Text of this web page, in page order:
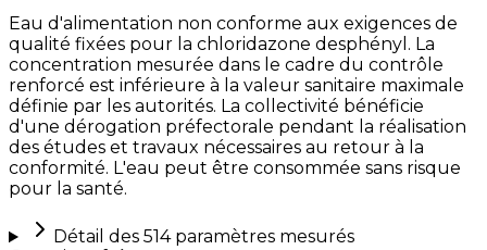
Eau d'alimentation non conforme aux exigences de
qualité fixées pour la chloridazone desphényl. La
concentration mesurée dans le cadre du contrôle
renforcé est inférieure à la valeur sanitaire maximale
définie par les autorités. La collectivité bénéficie
d'une dérogation préfectorale pendant la réalisation
des études et travaux nécessaires au retour à la
conformité. L'eau peut être consommée sans risque
pour la santé.
Détail des 514paramètres mesurés